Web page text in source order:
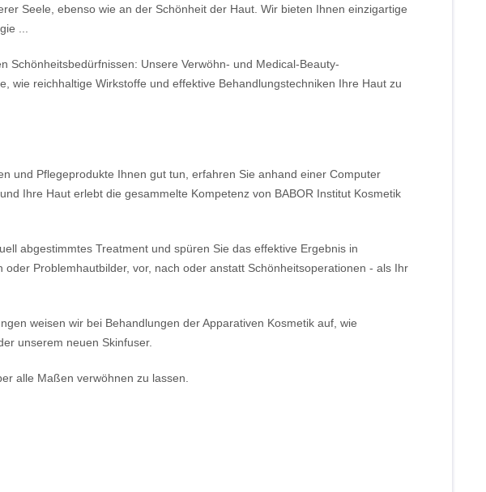
Seele, ebenso wie an der Schönheit der Haut. Wir bieten Ihnen einzigartige
...
Schönheitsbedürfnissen: Unsere Verwöhn- und Medical-Beauty-
wie reichhaltige Wirkstoffe und effektive Behandlungstechniken Ihre Haut zu
und Pflegeprodukte Ihnen gut tun, erfahren Sie anhand einer Computer
Ihre Haut erlebt die gesammelte Kompetenz von BABOR Institut Kosmetik
abgestimmtes Treatment und spüren Sie das effektive Ergebnis in
Problemhautbilder, vor, nach oder anstatt Schönheitsoperationen - als Ihr
weisen wir bei Behandlungen der Apparativen Kosmetik auf, wie
unserem neuen Skinfuser.
alle Maßen verwöhnen zu lassen.